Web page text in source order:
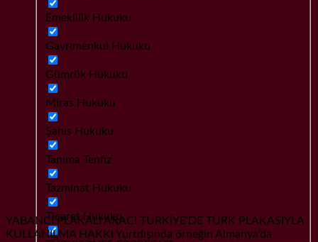
Emeklilik Hukuku
Gayrımenkul Hukuku
Gümrük Hukuku
Miras Hukuku
Şahıs Hukuku
Tanıma Tenfiz
Tazminat Hukuku
Ticaret Hukuku
YABANCI PLAKALI ARACI TÜRKİYE’DE TÜRK PLAKASIYLA
KULLANILMA HAKKI Yurtdışında örneğin Almanya’da